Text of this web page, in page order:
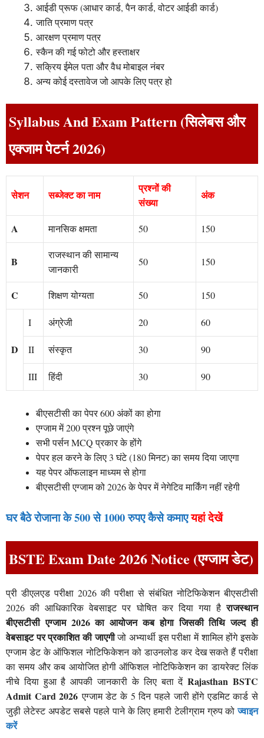
आईडी प्रूफ (आधार कार्ड, पैन कार्ड, वोटर आईडी कार्ड)
जाति प्रमाण पत्र
आरक्षण प्रमाण पत्र
स्कैन की गई फोटो और हस्ताक्षर
सक्रिय ईमेल पता और वैध मोबाइल नंबर
अन्य कोई दस्तावेज जो आपके लिए पत्र हो
Syllabus And Exam Pattern (सिलेबस और
एक्जाम पेटर्न 2026)
सेशन सब्जेक्ट का नाम
प्रश्नों की
संख्या
अंक
A मानसिक क्षमता 50 150
B
राजस्थान की सामान्य
जानकारी
50 150
C शिक्षण योग्यता 50 150
D
I अंग्रेजी 20 60
II संस्कृत 30 90
III हिंदी 30 90
बीएसटीसी का पेपर 600 अंकों का होगा
एग्जाम में 200 प्रश्न पूछे जाएंगे
सभी पर्सन MCQ प्रकार के होंगे
पेपर हल करने के लिए 3 घंटे (180 मिनट) का समय दिया जाएगा
यह पेपर ऑफलाइन माध्यम से होगा
बीएसटीसी एग्जाम को 2026 के पेपर में नेगेटिव मार्किंग नहीं रहेगी
घर बैठे रोजाना के 500 से 1000 रुपए कैसे कमाएयहां देखें
BSTE Exam Date 2026 Notice (एग्जाम डेट)
प्री डीएलएड परीक्षा 2026 की परीक्षा से संबंधित नोटिफिकेशन बीएसटीसी
2026 की आधिकारिक वेबसाइट पर घोषित कर दिया गया हैराजस्थान
बीएसटीसी एग्जाम 2026 का आयोजन कब होगा जिसकी तिथि जल्द ही
वेबसाइट पर प्रकाशित की जाएगीजो अभ्यार्थी इस परीक्षा में शामिल होंगे इसके
एग्जाम डेट के ऑफिशल नोटिफिकेशन को डाउनलोड कर देख सकते हैं परीक्षा
का समय और कब आयोजित होगी ऑफिशल नोटिफिकेशन का डायरेक्ट लिंक
नीचे दिया हुआ है आपकी जानकारी के लिए बता देंRajasthan BSTC
Admit Card 2026 एग्जाम डेट के 5 दिन पहले जारी होंगे एडमिट कार्ड से
जुड़ी लेटेस्ट अपडेट सबसे पहले पाने के लिए हमारी टेलीग्राम ग्रुप कोज्वाइन
करें